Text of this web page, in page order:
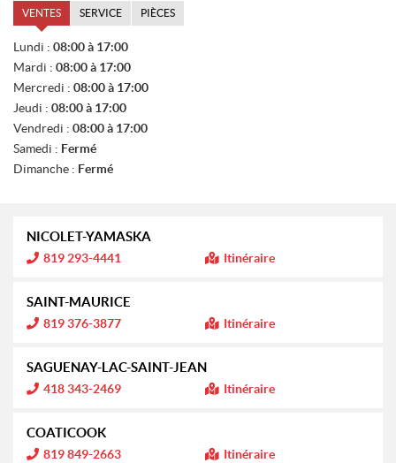
VENTES SERVICE PIÈCES
V
E
N
T
E
S
Lundi : 08:00 à 17:00
Mardi : 08:00 à 17:00
Mercredi : 08:00 à 17:00
Jeudi : 08:00 à 17:00
Vendredi : 08:00 à 17:00
Samedi : Fermé
Dimanche : Fermé
NICOLET-YAMASKA
I
o
r
m
a
o
819 293-4441 Itinéraire
SAINT-MAURICE
I
o
r
m
a
o
819 376-3877 Itinéraire
SAGUENAY-LAC-SAINT-JEAN
I
o
r
m
418 343-2469 Itinéraire
COATICOOK
I
819 849-2663 Itinéraire